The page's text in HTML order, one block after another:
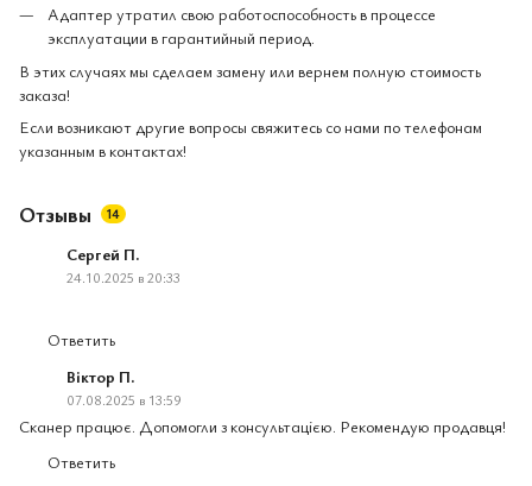
Адаптер утратил свою работоспособность в процессе
эксплуатации в гарантийный период.
В этих случаях мы сделаем замену или вернем полную стоимость
заказа!
Если возникают другие вопросы свяжитесь со нами по телефонам
указанным в контактах!
Отзывы 14
Сергей П.
24.10.2025 в 20:33
Ответить
Віктор П.
07.08.2025 в 13:59
Сканер працює. Допомогли з консультацією. Рекомендую продавця!
Ответить